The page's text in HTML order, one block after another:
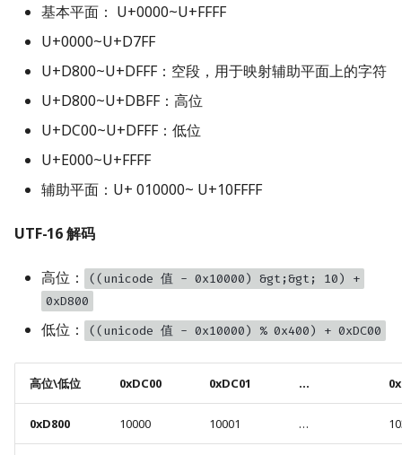
基本平面： U+0000~U+FFFF
U+0000~U+D7FF
U+D800~U+DFFF：空段，用于映射辅助平面上的字符
U+D800~U+DBFF：高位
U+DC00~U+DFFF：低位
U+E000~U+FFFF
辅助平面：U+ 010000~ U+10FFFF
UTF-16 解码
高位：
((unicode 值 - 0x10000) &gt;&gt; 10) +
0xD800
低位： ((unicode 值 - 0x10000) % 0x400) + 0xDC00
高位\低位 0xDC00 0xDC01 ...
0xD800 10000 10001 …